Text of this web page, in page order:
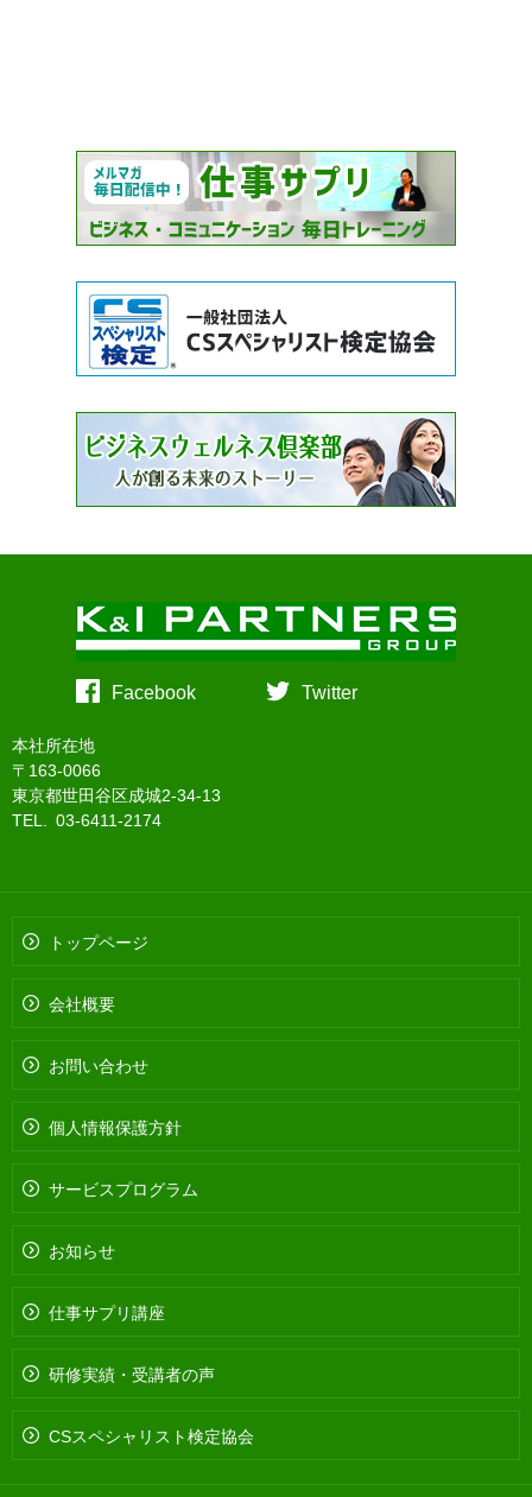
Facebook Twitter
本社所在地
〒163-0066
東京都世田谷区成城2-34-13
TEL. 03-6411-2174
トップページ
会社概要
お問い合わせ
個人情報保護方針
サービスプログラム
お知らせ
仕事サプリ講座
研修実績・受講者の声
CSスペシャリスト検定協会